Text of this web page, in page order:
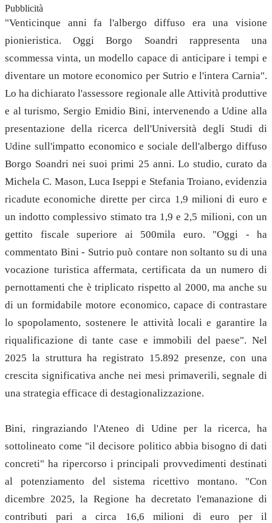
Pubblicità
"Venticinque anni fa l'albergo diffuso era una visione
pionieristica. Oggi Borgo Soandri rappresenta una
scommessa vinta, un modello capace di anticipare i tempi e
diventare un motore economico per Sutrio e l'intera Carnia".
Lo ha dichiarato l'assessore regionale alle Attività produttive
e al turismo, Sergio Emidio Bini, intervenendo a Udine alla
presentazione della ricerca dell'Università degli Studi di
Udine sull'impatto economico e sociale dell'albergo diffuso
Borgo Soandri nei suoi primi 25 anni. Lo studio, curato da
Michela C. Mason, Luca Iseppi e Stefania Troiano, evidenzia
ricadute economiche dirette per circa 1,9 milioni di euro e
un indotto complessivo stimato tra 1,9 e 2,5 milioni, con un
gettito fiscale superiore ai 500mila euro. "Oggi - ha
commentato Bini - Sutrio può contare non soltanto su di una
vocazione turistica affermata, certificata da un numero di
pernottamenti che è triplicato rispetto al 2000, ma anche su
di un formidabile motore economico, capace di contrastare
lo spopolamento, sostenere le attività locali e garantire la
riqualificazione di tante case e immobili del paese". Nel
2025 la struttura ha registrato 15.892 presenze, con una
crescita significativa anche nei mesi primaverili, segnale di
una strategia efficace di destagionalizzazione.
Bini, ringraziando l'Ateneo di Udine per la ricerca, ha
sottolineato come "il decisore politico abbia bisogno di dati
concreti" ha ripercorso i principali provvedimenti destinati
al potenziamento del sistema ricettivo montano. "Con
dicembre 2025, la Regione ha decretato l'emanazione di
contributi pari a circa 16,6 milioni di euro per il